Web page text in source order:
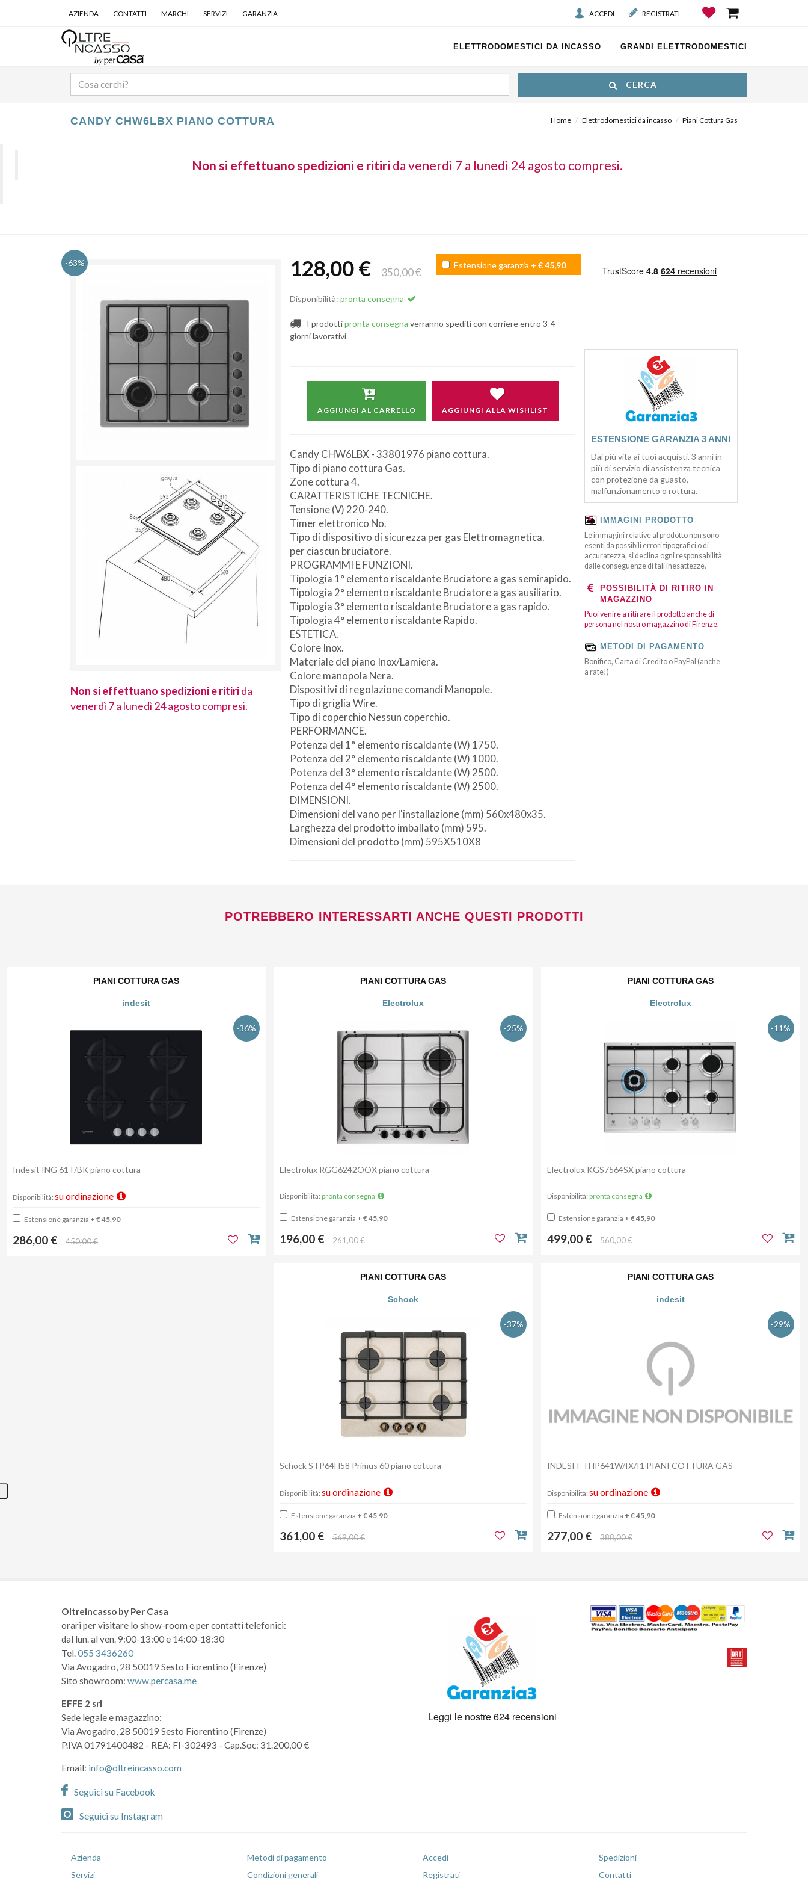
AZIENDA CONTATTI MARCHI SERVIZI GARANZIA ACCEDI REGISTRATI
ELETTRODOMESTICI DA INCASSO GRANDI ELETTRODOMESTICI
CERCA
CANDY CHW6LBX PIANO COTTURA Home Elettrodomestici da incasso Piani Cottura Gas
Non si effettuano spedizioni e ritiri da venerdì 7 a lunedì 24 agosto compresi.
-63%
Non si effettuano spedizioni e ritirida
venerdì 7 a lunedì 24 agosto compresi.
Non si effettuano spedizioni e ritirida
venerdì 7 a lunedì 24 agosto compresi.
128,00 € 350,00 €
Disponibilità: pronta consegna
Estensione garanzia + € 45,90
I prodottipronta consegna verranno spediti con corriere entro 3-4
giorni lavorativi
AGGIUNGI AL CARRELLO AGGIUNGI ALLA WISHLIST
Candy CHW6LBX - 33801976 piano cottura.
Tipo di piano cottura Gas.
Zone cottura 4.
CARATTERISTICHE TECNICHE.
Tensione (V) 220-240.
Timer elettronico No.
Tipo di dispositivo di sicurezza per gas Elettromagnetica.
per ciascun bruciatore.
PROGRAMMI E FUNZIONI.
Tipologia 1° elemento riscaldante Bruciatore a gas semirapido.
Tipologia 2° elemento riscaldante Bruciatore a gas ausiliario.
Tipologia 3° elemento riscaldante Bruciatore a gas rapido.
Tipologia 4° elemento riscaldante Rapido.
ESTETICA.
Colore Inox.
Materiale del piano Inox/Lamiera.
Colore manopola Nera.
Dispositivi di regolazione comandi Manopole.
Tipo di griglia Wire.
Tipo di coperchio Nessun coperchio.
PERFORMANCE.
Potenza del 1° elemento riscaldante (W) 1750.
Potenza del 2° elemento riscaldante (W) 1000.
Potenza del 3° elemento riscaldante (W) 2500.
Potenza del 4° elemento riscaldante (W) 2500.
DIMENSIONI.
Dimensioni del vano per l'installazione (mm) 560x480x35.
Larghezza del prodotto imballato (mm) 595.
Dimensioni del prodotto (mm) 595X510X8
ESTENSIONE GARANZIA 3 ANNI
Dai più vita ai tuoi acquisti. 3 anni in
più di servizio di assistenza tecnica
con protezione da guasto,
malfunzionamento o rottura.
IMMAGINI PRODOTTO
Le immagini relative al prodotto non sono
esenti da possibili errori tipografici o di
accuratezza, si declina ogni responsabilità
dalle conseguenze di tali inesattezze.
POSSIBILITÀ DI RITIRO IN
MAGAZZINO
Puoi venire a ritirare il prodotto anche di
persona nel nostro magazzino di Firenze.
METODI DI PAGAMENTO
Bonifico, Carta di Credito o PayPal (anche
a rate!)
POTREBBERO INTERESSARTI ANCHE QUESTI PRODOTTI
PIANI COTTURA GAS
indesit
-36%
Indesit ING 61T/BK piano cottura
Disponibilità: su ordinazione
Estensione garanzia + € 45,90
286,00 € 450,00 €
PIANI COTTURA GAS
Electrolux
-25%
Electrolux RGG6242OOX piano cottura
Disponibilità: pronta consegna
Estensione garanzia + € 45,90
196,00 € 261,00 €
PIANI COTTURA GAS
Electrolux
-11%
Electrolux KGS7564SX piano cottura
Disponibilità: pronta consegna
Estensione garanzia + € 45,90
499,00 € 560,00 €
PIANI COTTURA GAS
Schock
-37%
Schock STP64H58 Primus 60 piano cottura
Disponibilità: su ordinazione
Estensione garanzia + € 45,90
361,00 € 569,00 €
PIANI COTTURA GAS
indesit
-29%
INDESIT THP641W/IX/I1 PIANI COTTURA GAS
Disponibilità: su ordinazione
Estensione garanzia + € 45,90
277,00 € 388,00 €
Oltreincasso by Per Casa
orari per visitare lo show-room e per contatti telefonici:
dal lun. al ven. 9:00-13:00 e 14:00-18:30
Tel.055 3436260
Via Avogadro, 28 50019 Sesto Fiorentino (Firenze)
Sito showroom: www.percasa.me
EFFE 2 srl
Sede legale e magazzino:
Via Avogadro, 28 50019 Sesto Fiorentino (Firenze)
P.IVA 01791400482 - REA: FI-302493 - Cap.Soc: 31.200,00 €
Email: info@oltreincasso.com
Seguici su Facebook
Seguici su Instagram
Azienda
Servizi
Metodi di pagamento
Condizioni generali
Accedi
Registrati
Spedizioni
Contatti